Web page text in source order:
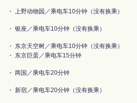
・ 上野动物园／乘电车10分钟（没有换乘）
・ 银座／乘电车10分钟（没有换乘）
・ 东京天空树／乘电车10分钟（没有换乘）
・ 东京巨蛋／乘电车15分钟
・ 两国／乘电车20分钟
・ 新宿／乘电车20分钟（没有换乘）